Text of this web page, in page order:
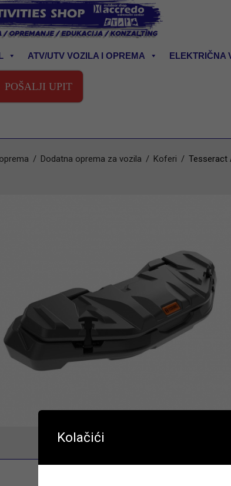
ATV/UTV VOZILA I OPREMA ELEKTRIČNA
POŠALJI UPIT
/ Dodatna oprema za vozila / Koferi / Tesseract
Kolačići